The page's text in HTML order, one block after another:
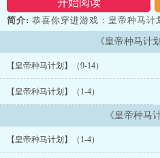
开始阅读
简介: 恭喜你穿进游戏：皇帝种马计
《皇帝种马计
【皇帝种马计划】（9-14）
【皇帝种马计划】（1-4）
《皇帝种马
【皇帝种马计划】（1-4）